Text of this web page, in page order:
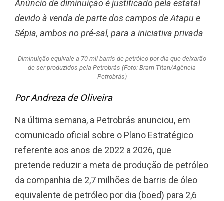
Anúncio de diminuição é justificado pela estatal
devido à venda de parte dos campos de Atapu e
Sépia, ambos no pré-sal, para a iniciativa privada
Diminuição equivale a 70 mil barris de petróleo por dia que deixarão
de ser produzidos pela Petrobrás (Foto: Bram Titan/Agência
Petrobrás)
Por Andreza de Oliveira
Na última semana, a Petrobrás anunciou, em
comunicado oficial sobre o Plano Estratégico
referente aos anos de 2022 a 2026, que
pretende reduzir a meta de produção de petróleo
da companhia de 2,7 milhões de barris de óleo
equivalente de petróleo por dia (boed) para 2,6